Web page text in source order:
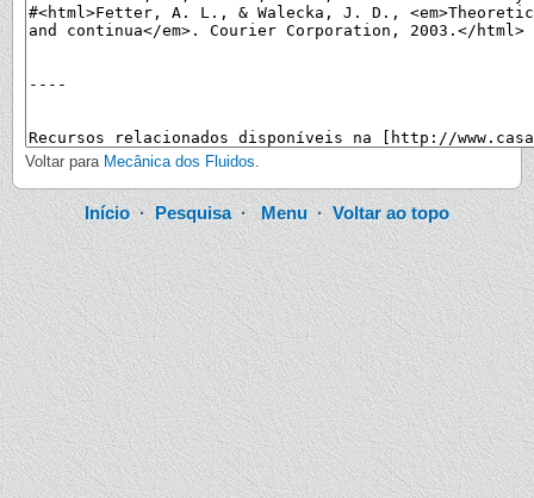
Voltar para Mecânica dos Fluidos.
Início·Pesquisa·Menu· Voltar ao topo